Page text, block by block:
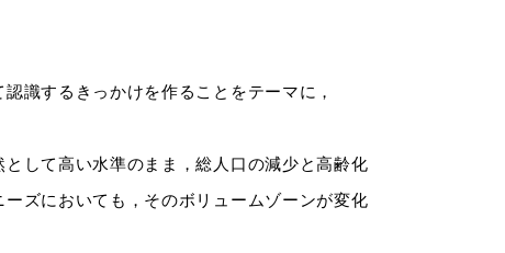
識するきっかけを作ることをテーマに，
して高い水準のまま，総人口の減少と高齢化
ズにおいても，そのボリュームゾーンが変化